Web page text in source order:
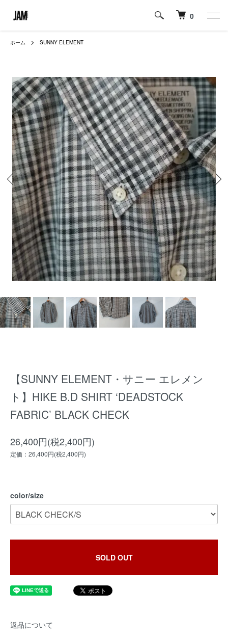
0
ホーム SUNNY ELEMENT
【SUNNY ELEMENT・サニー エレメン
ト】HIKE B.D SHIRT ‘DEADSTOCK
FABRIC’ BLACK CHECK
26,400円(税2,400円)
定価：26,400円(税2,400円)
color/size
SOLD OUT
返品について